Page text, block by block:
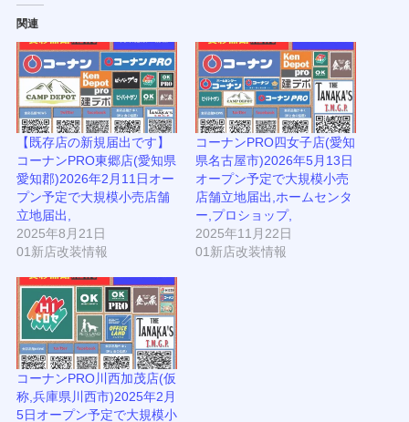
関連
【既存店の新規届出です】
コーナンPRO東郷店(愛知県
愛知郡)2026年2月11日オー
プン予定で大規模小売店舗
立地届出,
2025年8月21日
01新店改装情報
コーナンPRO四女子店(愛知
県名古屋市)2026年5月13日
オープン予定で大規模小売
店舗立地届出,ホームセンタ
ー,プロショップ,
2025年11月22日
01新店改装情報
コーナンPRO川西加茂店(仮
称,兵庫県川西市)2025年2月
5日オープン予定で大規模小